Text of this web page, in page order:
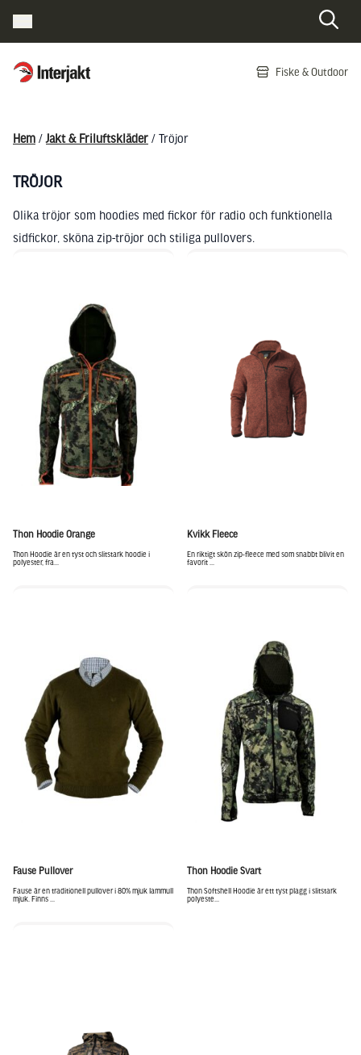
Interjakt SE Fiske & Outdoor
Hem / Jakt & Friluftskläder / Tröjor
TRÖJOR
Olika tröjor som hoodies med fickor för radio och funktionella
sidfickor, sköna zip-tröjor och stiliga pullovers.
Thon Hoodie Orange
Thon Hoodie är en tyst och slitstark hoodie i
polyester, fra...
Kvikk Fleece
En riktigt skön zip-fleece med som snabbt blivit en
favorit ...
Fause Pullover
Fause är en traditionell pullover i 80% mjuk lammull
mjuk. Finns ...
Thon Hoodie Svart
Thon Softshell Hoodie är ett tyst plagg i slitstark
polyeste...